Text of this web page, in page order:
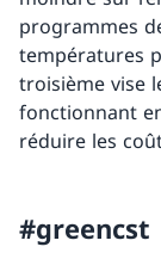
programmes
températures
troisième vise
fonctionnant
réduire les
#greencst